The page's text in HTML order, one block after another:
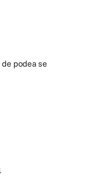
podea se